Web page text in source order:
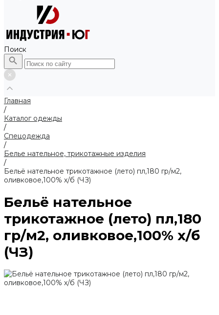
Поиск
Главная
/
Каталог одежды
/
Спецодежда
/
Белье нательное, трикотажные изделия
/
Бельё нательное трикотажное (лето) пл,180 гр/м2,
оливковое,100% х/б (ЧЗ)
Бельё нательное
трикотажное (лето) пл,180
гр/м2, оливковое,100% х/б
(ЧЗ)